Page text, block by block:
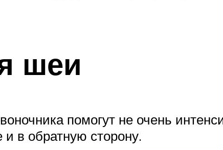
шеи
помогут не очень
в обратную сторону.